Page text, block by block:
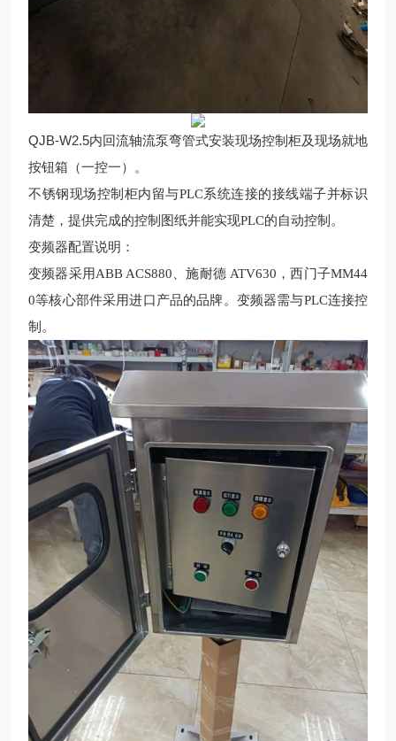
QJB-W2.5内回流轴流泵弯管式安装现场控制柜及现场就地
按钮箱（一控一）。
不锈钢现场控制柜内留与PLC系统连接的接线端子并标识
清楚，提供完成的控制图纸并能实现PLC的自动控制。
变频器配置说明 ：
变频器采用ABB ACS880 、施耐德 ATV630 ，西门子MM44
0等核心部件采用进口产品的品牌。变频器需与PLC连接控
制。